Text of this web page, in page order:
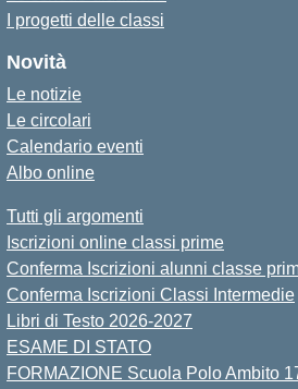
I progetti delle classi
Novità
Le notizie
Le circolari
Calendario eventi
Albo online
Tutti gli argomenti
Iscrizioni online classi prime
Conferma Iscrizioni alunni classe
Conferma Iscrizioni Classi Intermedie
Libri di Testo 2026-2027
ESAME DI STATO
FORMAZIONE Scuola Polo Ambito